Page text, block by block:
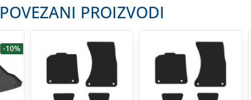
POVEZANI PROIZVODI
-10%